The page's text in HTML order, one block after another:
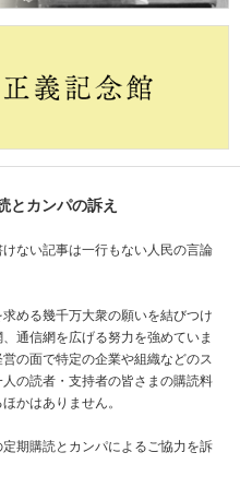
とカンパの訴え
ない記事は一行もない人民の言論
める幾千万大衆の願いを結びつけ
通信網を広げる努力を強めていま
の面で特定の企業や組織などのス
の読者・支持者の皆さまの購読料
かはありません。
期購読とカンパによるご協力を訴